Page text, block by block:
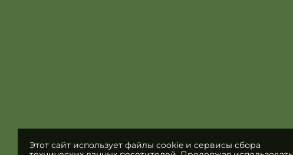
Этот сайт использует файлы cookie и сервисы сбора